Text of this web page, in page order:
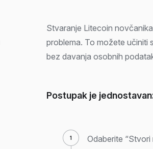
Stvaranje Litecoin
problema. To možete učiniti
bez davanja osobnih
Postupak je
Odaberite